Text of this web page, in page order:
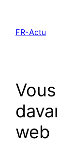
contenu
FR-Actu
web